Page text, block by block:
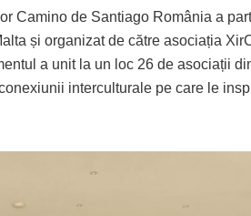
Camino de Santiago România a
și organizat de către asociația
a unit la un loc 26 de asociații
interculturale pe care le